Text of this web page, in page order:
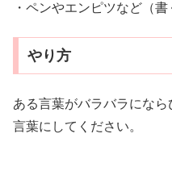
・ペンやエンピツなど（書
やり方
ある言葉がバラバラにな
言葉にしてください。